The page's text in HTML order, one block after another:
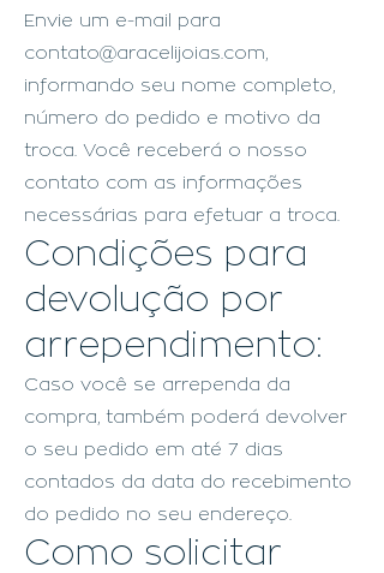
Envie um e-mail para
contato@aracelijoias.com,
informando seu nome completo,
número do pedido e motivo da
troca. Você receberá o nosso
contato com as informações
necessárias para efetuar a troca.
Condições para
devolução por
arrependimento:
Caso você se arrependa da
compra, também poderá devolver
o seu pedido em até 7 dias
contados da data do recebimento
do pedido no seu endereço.
Como solicitar